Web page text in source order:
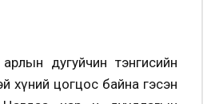
дугуйчин тэнгисийн
хүний цогцос байна гэсэн